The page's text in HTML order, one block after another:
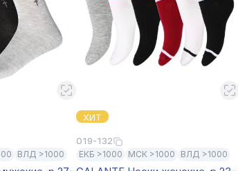
ВЛД >1000
ХИТ
019-132
ЕКБ >1000 МСК >1000 ВЛД >1000